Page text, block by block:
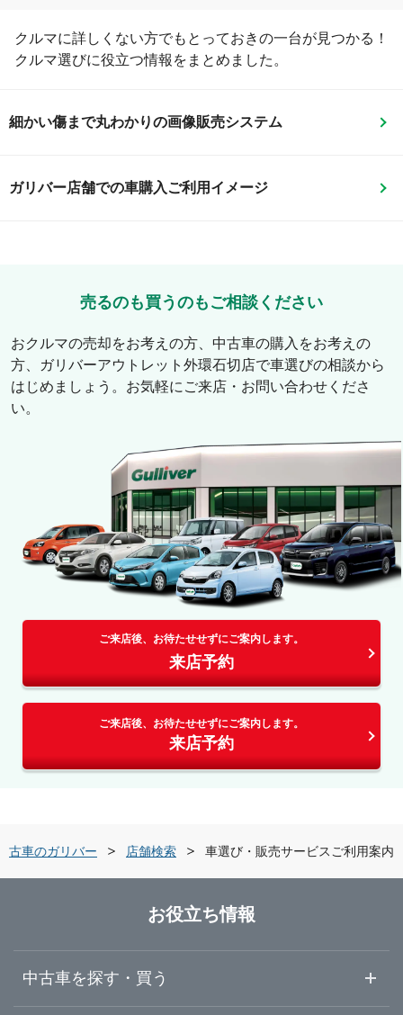
クルマに詳しくない方でもとっておきの一台が見つかる！
クルマ選びに役立つ情報をまとめました。
細かい傷まで丸わかりの画像販売システム
ガリバー店舗での車購入ご利用イメージ
売るのも買うのもご相談ください
おクルマの売却をお考えの方、中古車の購入をお考えの
方、
ガリバーアウトレット外環石切店で車選びの相談から
はじめましょう。お気軽にご来店・お問い合わせくださ
い。
ご来店後、お待たせせずにご案内します。
来店予約
ご来店後、お待たせせずにご案内します。
来店予約
古車のガリバー 店舗検索 車選び・販売サービスご利用案内
お役立ち情報
中古車を探す・買う